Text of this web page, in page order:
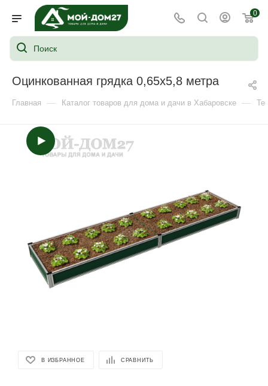
0
Оцинкованная грядка 0,65х5,8 метра
Главная — Каталог товаров для дома и дачи в Хабаровске —
В ИЗБРАННОЕ СРАВНИТЬ